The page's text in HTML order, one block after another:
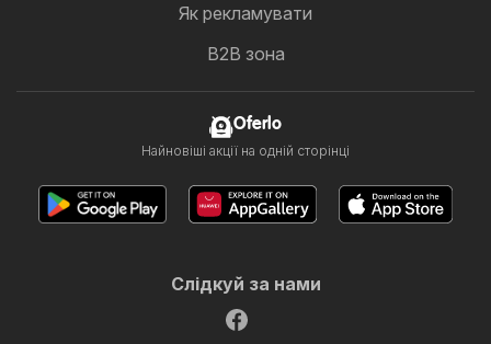
Як рекламувати
B2B зона
Oferlo
Найновіші акції на одній сторінці
Слідкуй за нами